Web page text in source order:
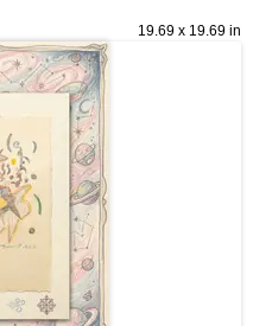
19.69 x 19.69 in